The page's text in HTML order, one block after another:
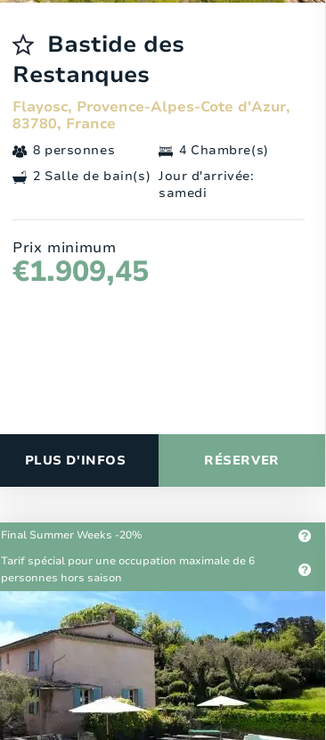
Bastide des
Restanques
Flayosc, Provence-Alpes-Cote d'Azur,
83780, France
8 personnes
4 Chambre(s)
2 Salle de bain(s) Jour d'arrivée:
samedi
Prix minimum
€1.909,45
PLUS D'INFOS RÉSERVER
Final Summer Weeks -20%
Tarif spécial pour une occupation maximale de 6
personnes hors saison